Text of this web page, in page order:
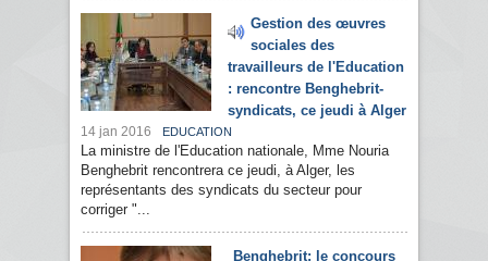
Gestion des œuvres
sociales des
travailleurs de l'Education
: rencontre Benghebrit-
syndicats, ce jeudi à Alger
14 jan 2016 EDUCATION
La ministre de l'Education nationale, Mme Nouria
Benghebrit rencontrera ce jeudi, à Alger, les
représentants des syndicats du secteur pour
corriger "...
Benghebrit: le concours